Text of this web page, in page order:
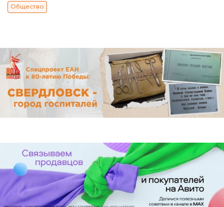
Общество